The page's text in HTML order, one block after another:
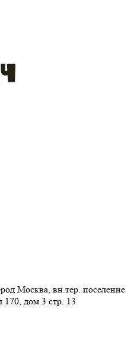
Москва, вн.тер. поселение
170, дом 3 стр. 13